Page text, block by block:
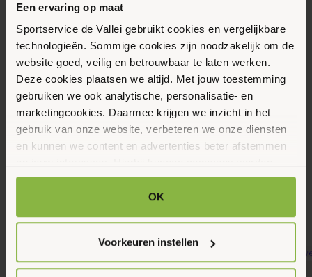
Een ervaring op maat
Sportservice de Vallei gebruikt cookies en vergelijkbare
technologieën. Sommige cookies zijn noodzakelijk om de
website goed, veilig en betrouwbaar te laten werken.
Deze cookies plaatsen we altijd. Met jouw toestemming
gebruiken we ook analytische, personalisatie- en
marketingcookies. Daarmee krijgen we inzicht in het
gebruik van onze website, verbeteren we onze diensten
en kunnen we content en advertenties beter afstemmen
gedeeld met externe partners.
staan. Via ‘Voorkeuren instellen’ kun je per categorie
kiezen welke cookies je accepteert. Je kunt je keuze op
OK
Voorkeuren instellen
17
Augustus 2026
09:30 - 10:30
Wulplaan 9-2, Ede
Maak favoriet
Gerelateerde activiteiten
9 9